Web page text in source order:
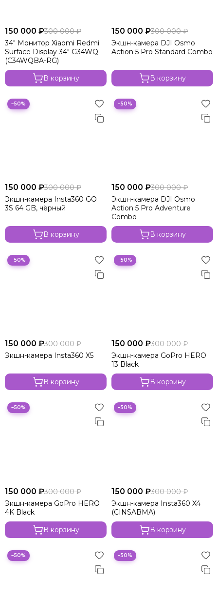
150 000 ₽300 000 ₽
34" Монитор Xiaomi Redmi
Surface Display 34" G34WQ
(C34WQBA-RG)
В корзину
150 000 ₽300 000 ₽
Экшн-камера DJI Osmo
Action 5 Pro Standard Combo
В корзину
−50%
150 000 ₽300 000 ₽
Экшн-камера Insta360 GO
3S 64 GB, чёрный
В корзину
−50%
150 000 ₽300 000 ₽
Экшн-камера DJI Osmo
Action 5 Pro Adventure
Combo
В корзину
−50%
150 000 ₽300 000 ₽
Экшн-камера Insta360 X5
В корзину
−50%
150 000 ₽300 000 ₽
Экшн-камера GoPro HERO
13 Black
В корзину
−50%
150 000 ₽300 000 ₽
Экшн-камера GoPro HERO
4K Black
В корзину
−50%
150 000 ₽300 000 ₽
Экшн-камера Insta360 X4
(CINSABMA)
В корзину
−50% −50%